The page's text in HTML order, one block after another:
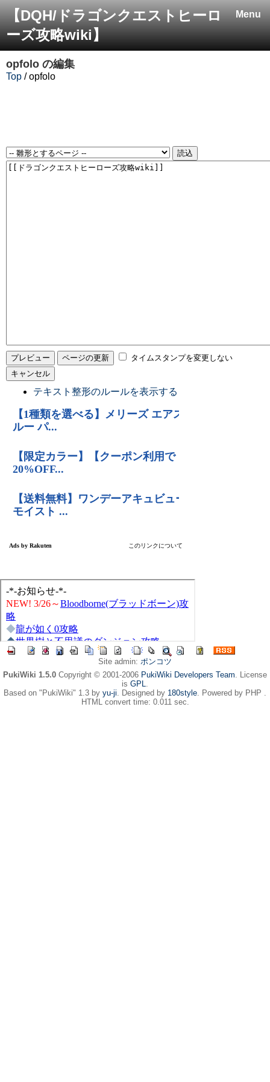
Menu
【DQH/ドラゴンクエストヒーロ
ーズ攻略wiki】
opfolo の編集
Top / opfolo
タイムスタンプを変更しない
テキスト整形のルールを表示する
Site admin: ポンコツ
PukiWiki 1.5.0 Copyright © 2001-2006 PukiWiki Developers Team. License
is GPL.
Based on "PukiWiki" 1.3 by yu-ji. Designed by 180style. Powered by PHP .
HTML convert time: 0.011 sec.